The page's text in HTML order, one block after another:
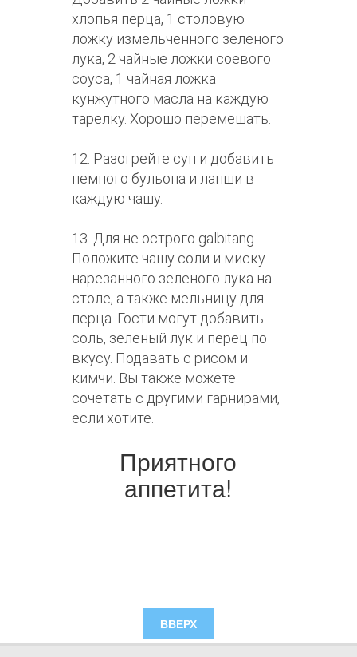
хлопья перца, 1 столовую
ложку измельченного зеленого
лука, 2 чайные ложки соевого
соуса, 1 чайная ложка
кунжутного масла на каждую
тарелку. Хорошо перемешать.
12. Разогрейте суп и добавить
немного бульона и лапши в
каждую чашу.
13. Для не острого galbitang.
Положите чашу соли и миску
нарезанного зеленого лука на
столе, а также мельницу для
перца. Гости могут добавить
соль, зеленый лук и перец по
вкусу. Подавать с рисом и
кимчи. Вы также можете
сочетать с другими гарнирами,
если хотите.
Приятного
аппетита!
ВВЕРХ